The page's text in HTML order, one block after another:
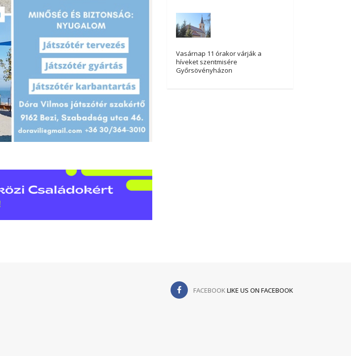
Vasárnap 11 órakor várják a
híveket szentmisére
Győrsövényházon
FACEBOOKLIKE US ON FACEBOOK